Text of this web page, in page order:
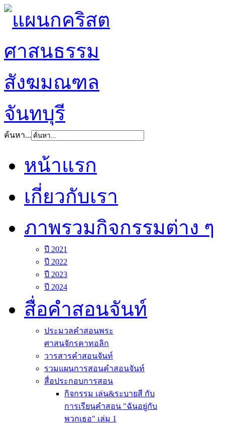
ค้นหา...
หน้าแรก
เกี่ยวกับเรา
ภาพรวมกิจกรรมต่าง ๆ
ปี 2021
ปี 2022
ปี 2023
ปี 2024
สื่อคำสอนจันท์
ประมวลคำสอนพระ
ศาสนจักรคาทอลิก
วารสารคำสอนจันท์
รวมแผนการสอนคำสอนจันท์
สื่อประกอบการสอน
กิจกรรม เล่น&ระบายสี กับ
การเรียนคำสอน "ฉันอยู่กับ
พวกเธอ" เล่ม 1